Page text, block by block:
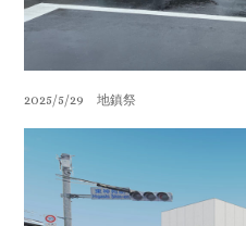
2025/5/29 地鎮祭